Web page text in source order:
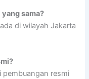
sama?
di wilayah Jakarta
pembuangan resmi